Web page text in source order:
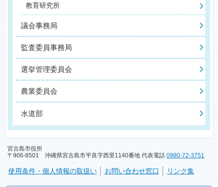
教育研究所
議会事務局
監査委員事務局
選挙管理委員会
農業委員会
水道部
宮古島市役所
〒906-8501 沖縄県宮古島市平良字西里1140番地 代表電話 0980-72-3751
使用条件・個人情報の取扱い お問い合わせ窓口 リンク集